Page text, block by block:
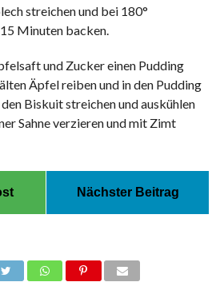
streichen und bei 180°
Minuten backen.
und Zucker einen Pudding
Äpfel reiben und in den Pudding
Biskuit streichen und auskühlen
Sahne verzieren und mit Zimt
Nächster Beitrag